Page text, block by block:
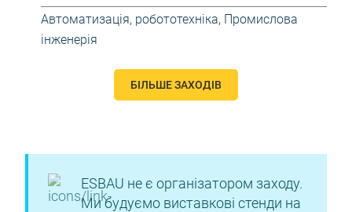
Автоматизація, робототехніка, Промислова
інженерія
БІЛЬШЕ ЗАХОДІВ
ESBAU не є організатором заходу.
Ми будуємо виставкові стенди на